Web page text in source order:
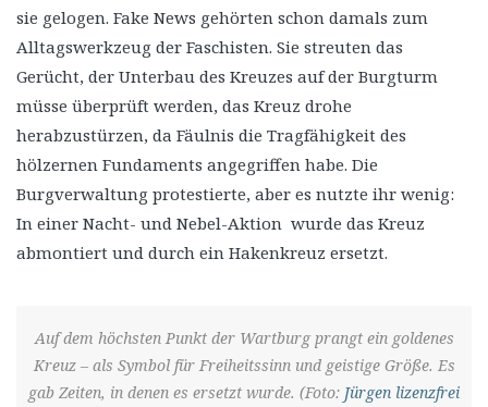
sie gelogen. Fake News gehörten schon damals zum
Alltagswerkzeug der Faschisten. Sie streuten das
Gerücht, der Unterbau des Kreuzes auf der Burgturm
müsse überprüft werden, das Kreuz drohe
herabzustürzen, da Fäulnis die Tragfähigkeit des
hölzernen Fundaments angegriffen habe. Die
Burgverwaltung protestierte, aber es nutzte ihr wenig:
In einer Nacht- und Nebel-Aktion wurde das Kreuz
abmontiert und durch ein Hakenkreuz ersetzt.
Auf dem höchsten Punkt der Wartburg prangt ein goldenes
Kreuz – als Symbol für Freiheitssinn und geistige Größe. Es
gab Zeiten, in denen es ersetzt wurde. (Foto: Jürgen lizenzfrei